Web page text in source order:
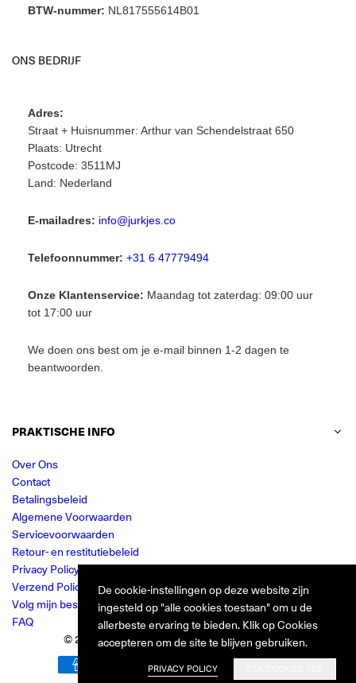
BTW-nummer: NL817555614B01
ONS BEDRIJF
Adres:
Straat + Huisnummer: Arthur van Schendelstraat 650
Plaats: Utrecht
Postcode: 3511MJ
Land: Nederland
E-mailadres: info@jurkjes.co
Telefoonnummer: +31 6 47779494
Onze Klantenservice: Maandag tot zaterdag: 09:00 uur
tot 17:00 uur
We doen ons best om je e-mail binnen 1-2 dagen te
beantwoorden.
PRAKTISCHE INFO
Over Ons
Contact
Betalingsbeleid
Algemene Voorwaarden
Servicevoorwaarden
Retour- en restitutiebeleid
Privacy Policy
Verzend Policy
Volg mijn bestelling
FAQ
© 2024 Jurkjes.co. Alle rechten voorbehouden.
De cookie-instellingen op deze website zijn
ingesteld op "alle cookies toestaan" om u de
allerbeste ervaring te bieden. Klik op Cookies
accepteren om de site te blijven gebruiken.
PRIVACY POLICY